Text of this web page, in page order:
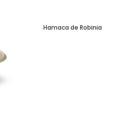
Hamaca de Robinia